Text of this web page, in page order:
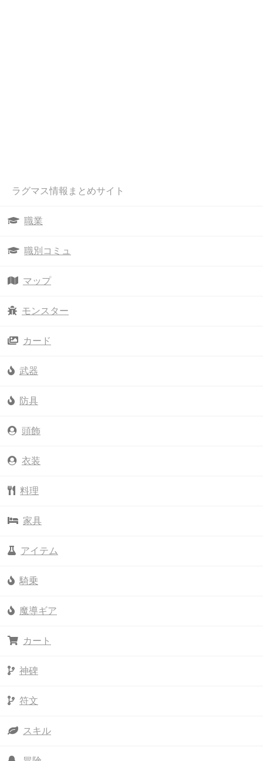
ラグマス情報まとめサイト
職業
職別コミュ
マップ
モンスター
カード
武器
防具
頭飾
衣装
料理
家具
アイテム
騎乗
魔導ギア
カート
神碑
符文
スキル